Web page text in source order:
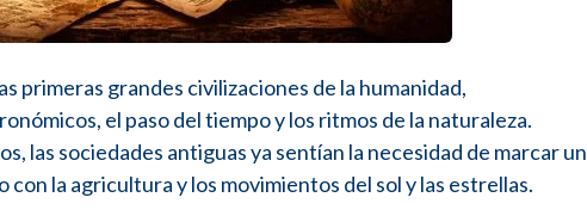
primeras grandes civilizaciones de la humanidad,
el paso del tiempo y los ritmos de la naturaleza.
las sociedades antiguas ya sentían la necesidad de marcar un
la agricultura y los movimientos del sol y las estrellas.